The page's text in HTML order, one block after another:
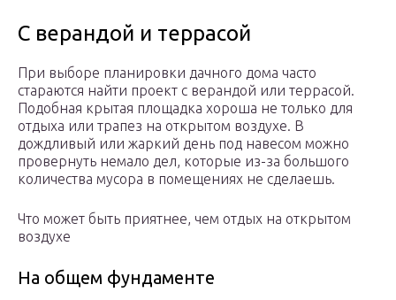
С верандой и террасой
При выборе планировки дачного дома часто
стараются найти проект с верандой или террасой.
Подобная крытая площадка хороша не только для
отдыха или трапез на открытом воздухе. В
дождливый или жаркий день под навесом можно
провернуть немало дел, которые из-за большого
количества мусора в помещениях не сделаешь.
Что может быть приятнее, чем отдых на открытом
воздухе
На общем фундаменте